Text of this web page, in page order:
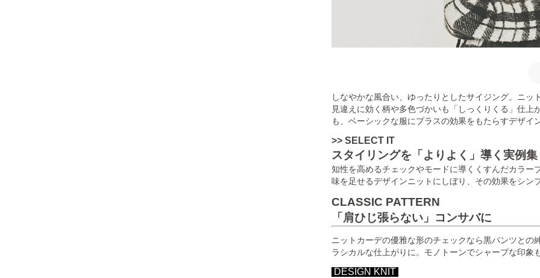
しなやかな風合い、ゆったりとしたサイジング。ニッ
見違えに効く柄や多色づかいも「しっくりくる」仕上
も、ベーシックな服にプラスの効果をもたらすデザイ
>> SELECT IT
スタイリングを「よりよく」導く実例集
知性を高めるチェックやモードに導くくすんだカラー
味を足せるデザインニットにしぼり、その効果をシン
CLASSIC PATTERN
「肩ひじ張らない」コンサバに
ニットカーデの優雅な形のチェックなら黒パンツとの
ラシカルな仕上がりに。モノトーンでシャープな印象
DESIGN KNIT